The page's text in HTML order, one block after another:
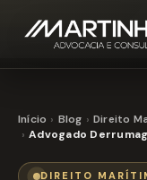
Início Blog
Direito
Advogado
DIREITO